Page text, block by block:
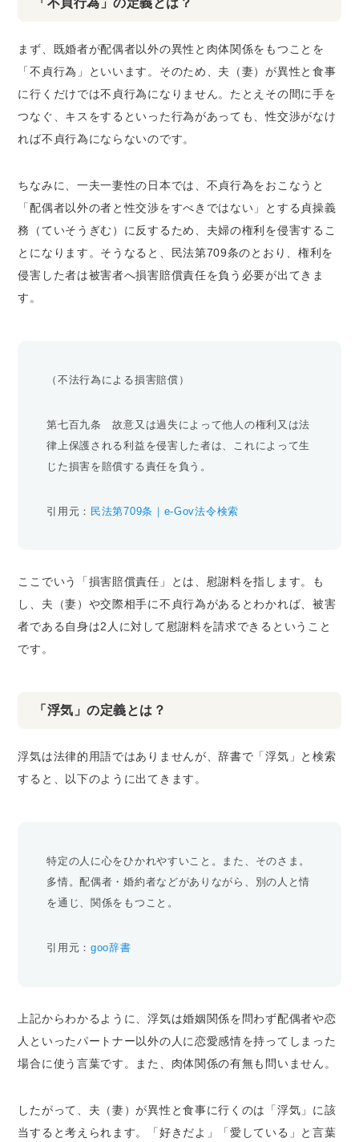
まず、既婚者が配偶者以外の異性と肉体関係をもつことを
「不貞行為」といいます。そのため、夫（妻）が異性と食事
に行くだけでは不貞行為になりません。たとえその間に手を
つなぐ、キスをするといった行為があっても、性交渉がなけ
れば不貞行為にならないのです。
ちなみに、一夫一妻性の日本では、不貞行為をおこなうと
「配偶者以外の者と性交渉をすべきではない」とする貞操義
務（ていそうぎむ）に反するため、夫婦の権利を侵害するこ
とになります。そうなると、民法第709条のとおり、権利を
侵害した者は被害者へ損害賠償責任を負う必要が出てきま
す。
（不法行為による損害賠償）
第七百九条 故意又は過失によって他人の権利又は法
律上保護される利益を侵害した者は、これによって生
じた損害を賠償する責任を負う。
引用元： 民法第709条｜e-Gov法令検索
ここでいう「損害賠償責任」とは、慰謝料を指します。も
し、夫（妻）や交際相手に不貞行為があるとわかれば、被害
者である自身は2人に対して慰謝料を請求できるということ
です。
「浮気」の定義とは？
浮気は法律的用語ではありませんが、辞書で「浮気」と検索
すると、以下のように出てきます。
特定の人に心をひかれやすいこと。また、そのさま。
多情。配偶者・婚約者などがありながら、別の人と情
を通じ、関係をもつこと。
引用元：goo辞書
上記からわかるように、浮気は婚姻関係を問わず配偶者や恋
人といったパートナー以外の人に恋愛感情を持ってしまった
場合に使う言葉です。また、肉体関係の有無も問いません。
したがって、夫（妻）が異性と食事に行くのは「浮気」に該
当すると考えられます。「好きだよ」「愛している」と言葉